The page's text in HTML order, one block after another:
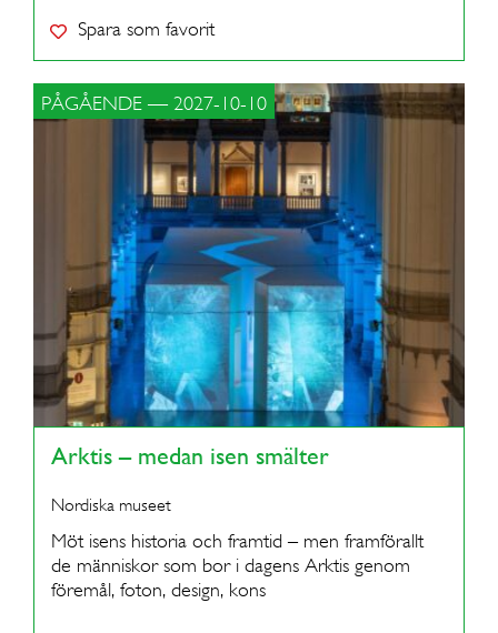
Spara som favorit
PÅGÅENDE — 2027-10-10
Arktis – medan isen smälter
Nordiska museet
Möt isens historia och framtid – men framförallt
de människor som bor i dagens Arktis genom
föremål, foton, design, kons